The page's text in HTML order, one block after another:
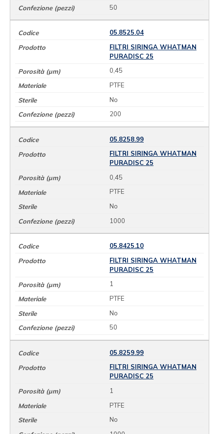
50
05.8525.04
FILTRI SIRINGA WHATMAN
PURADISC 25
0,45
PTFE
No
200
05.8258.99
FILTRI SIRINGA WHATMAN
PURADISC 25
0,45
PTFE
No
1000
05.8425.10
FILTRI SIRINGA WHATMAN
PURADISC 25
1
PTFE
No
50
05.8259.99
FILTRI SIRINGA WHATMAN
PURADISC 25
1
PTFE
No